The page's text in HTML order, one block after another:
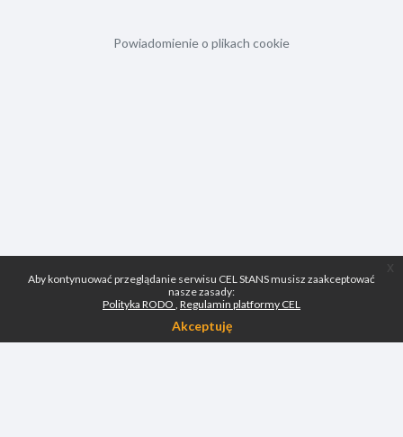
Aby kontynuować przeglądanie serwisu CEL StANS musisz zaakceptować
nasze zasady:
Polityka RODO Regulamin platformy CEL
Akceptuję
Powiadomienie o plikach cookie